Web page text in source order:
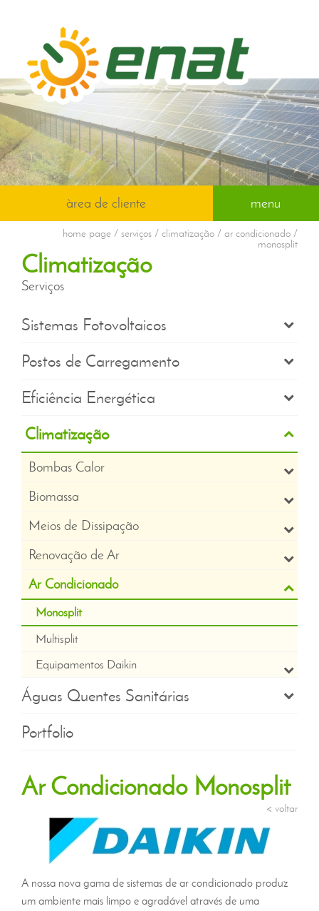
àrea de cliente menu
home page / serviços / climatização / ar condicionado /
monosplit
Climatização
Serviços
Sistemas Fotovoltaicos
Postos de Carregamento
Eficiência Energética
Climatização
Bombas Calor
Biomassa
Meios de Dissipação
Renovação de Ar
Ar Condicionado
Monosplit
Multisplit
Equipamentos Daikin
Águas Quentes Sanitárias
Portfolio
Ar Condicionado Monosplit
< voltar
A nossa nova gama de sistemas de ar condicionado produz
um ambiente mais limpo e agradável através de uma